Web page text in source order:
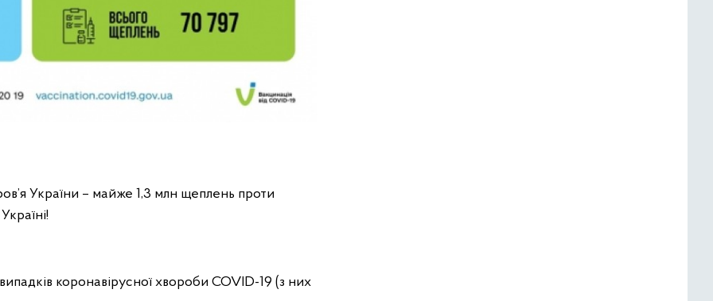
України – майже 1,3 млн щеплень проти
коронавірусної хвороби COVID-19 (з них